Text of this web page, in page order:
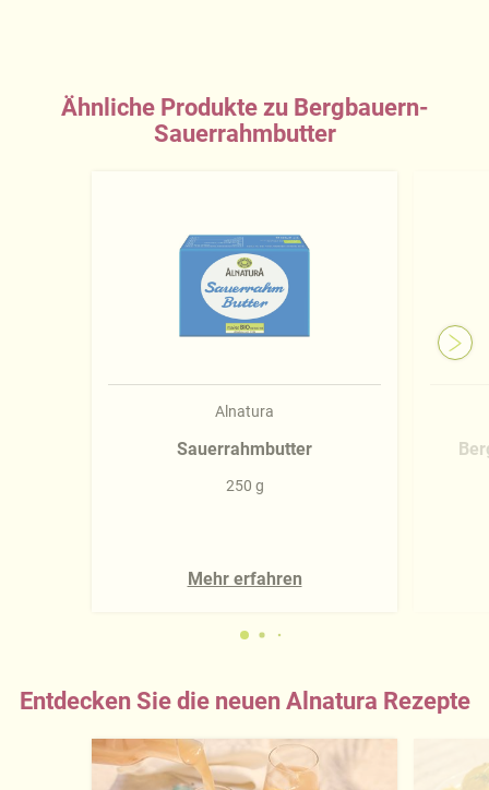
Ähnliche Produkte zu Bergbauern-
Sauerrahmbutter
Alnatura
Sauerrahmbutter
250 g
Mehr erfahren
Entdecken Sie die neuen Alnatura Rezepte